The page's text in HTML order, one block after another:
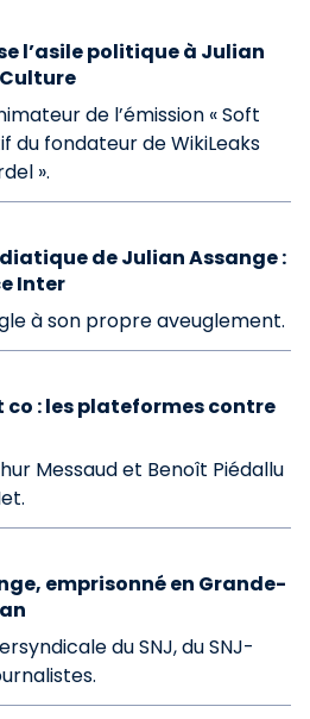
l’asile politique à Julian
de l’émission « Soft
du fondateur de WikiLeaks
».
de Julian Assange :
Inter
à son propre aveuglement.
co : les plateformes contre
Messaud et Benoît Piédallu
emprisonné en Grande-
du SNJ, du SNJ-